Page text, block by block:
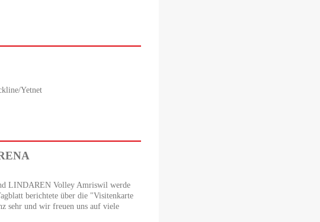
Yetnet
LINDAREN Volley Amriswil werde
berichtete über die "Visitenkarte
sehr und wir freuen uns auf viele